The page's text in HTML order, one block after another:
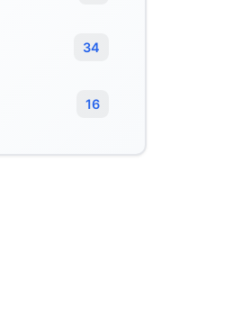
34
16